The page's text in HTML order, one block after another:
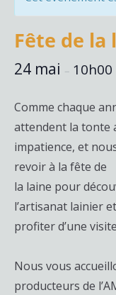
Fête de la
24 mai – 10h00
Comme chaque
attendent la tonte
impatience, et
revoir à la fête de
la laine pour
l’artisanat lainier et
profiter d’une
Nous vous
producteurs de